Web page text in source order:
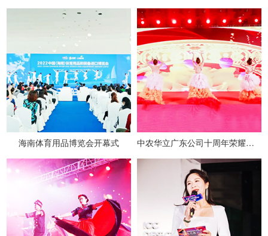
海南体育用品博览会开幕式 中农华立广东公司十周年荣耀盛典